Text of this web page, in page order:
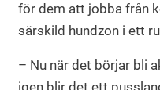
för dem att jobba från
särskild hundzon i ett
– Nu när det börjar bli